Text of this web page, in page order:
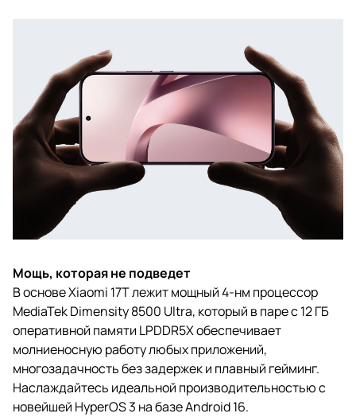
Мощь, которая не подведет
В основе Xiaomi 17T лежит мощный 4-нм процессор
MediaTek Dimensity 8500 Ultra, который в паре с 12 ГБ
оперативной памяти LPDDR5X обеспечивает
молниеносную работу любых приложений,
многозадачность без задержек и плавный гейминг.
Наслаждайтесь идеальной производительностью с
новейшей HyperOS 3 на базе Android 16.